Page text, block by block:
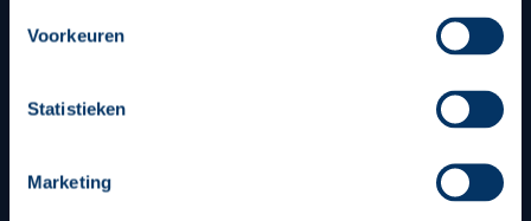
Voorkeuren
Statistieken
Marketing